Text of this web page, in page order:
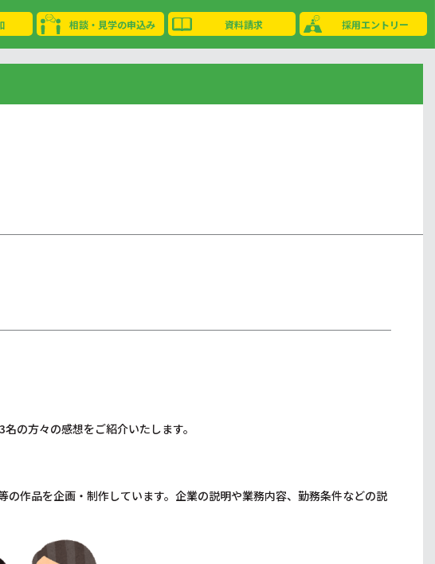
相談・見学の申込み 資料請求 採用エントリー
の方々の感想をご紹介いたします。
作品を企画・制作しています。企業の説明や業務内容、勤務条件などの説